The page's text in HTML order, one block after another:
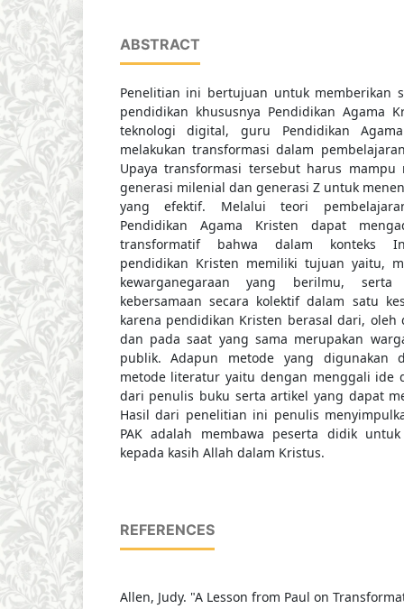
ABSTRACT
Penelitian ini bertujuan untuk memberikan
pendidikan khususnya Pendidikan Agama
teknologi digital, guru Pendidikan
melakukan transformasi dalam
Upaya transformasi tersebut harus mampu
generasi milenial dan generasi Z untuk
yang efektif. Melalui teori
Pendidikan Agama Kristen dapat
transformatif bahwa dalam konteks
pendidikan Kristen memiliki tujuan yaitu,
kewarganegaraan yang berilmu, serta
kebersamaan secara kolektif dalam satu
karena pendidikan Kristen berasal dari,
dan pada saat yang sama merupakan
publik. Adapun metode yang digunakan
metode literatur yaitu dengan menggali ide
dari penulis buku serta artikel yang dapat
Hasil dari penelitian ini penulis
PAK adalah membawa peserta didik
kepada kasih Allah dalam Kristus.
REFERENCES
Allen, Judy. "A Lesson from Paul on